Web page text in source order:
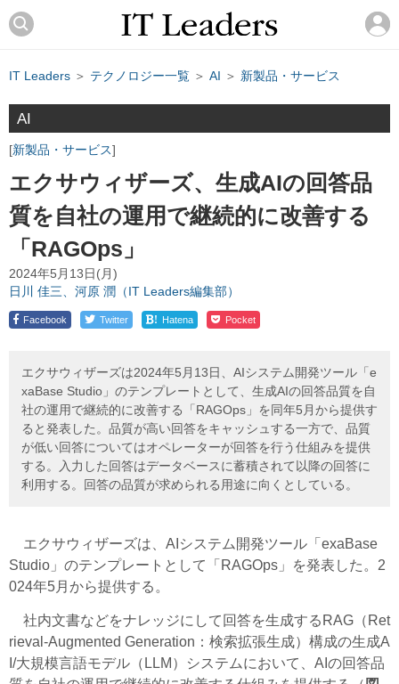
IT Leaders ＞ テクノロジー一覧 ＞ AI ＞ 新製品・サービス
AI
新製品・サービス
エクサウィザーズ、生成AIの回答品
質を自社の運用で継続的に改善する
「RAGOps」
2024年5月13日(月)
日川 佳三、河原 潤（IT Leaders編集部）
Facebook Twitter ! Hatena Pocket
エクサウィザーズは2024年5月13日、AIシステム開発ツール「e
xaBase Studio」のテンプレートとして、生成AIの回答品質を自
社の運用で継続的に改善する「RAGOps」を同年5月から提供す
ると発表した。品質が高い回答をキャッシュする一方で、品質
が低い回答についてはオペレーターが回答を行う仕組みを提供
する。入力した回答はデータベースに蓄積されて以降の回答に
利用する。回答の品質が求められる用途に向くとしている。
エクサウィザーズは、AIシステム開発ツール「exaBase
Studio」のテンプレートとして「RAGOps」を発表した。 2
024年5月から提供する 。
社内文書などをナレッジにして回答を生成するRAG（Ret
rieval-Augmented Generation：検索拡張生成）構成の生成A
I/大規模言語モデル（LLM）システムにおいて、AIの回答品